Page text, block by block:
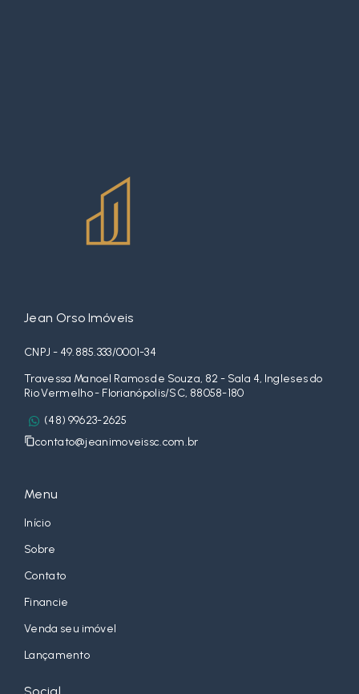
Jean Orso Imóveis
CNPJ - 49.885.333/0001-34
Travessa Manoel Ramos de Souza, 82 - Sala 4, Ingleses do
Rio Vermelho - Florianópolis/SC, 88058-180
(48) 99623-2625
contato@jeanimoveissc.com.br
Menu
Início
Sobre
Contato
Financie
Venda seu imóvel
Lançamento